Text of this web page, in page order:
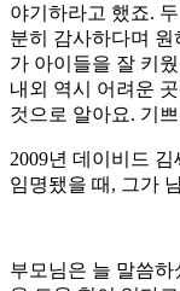
야기하라고 했죠.
분히 감사하다며 원
가 아이들을 잘 키
내외 역시 어려운
것으로 알아요. 기
2009년 데이비드
임명됐을 때, 그가
부모님은 늘 말씀